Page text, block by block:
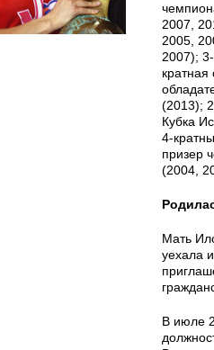
2007,
2005,
2007);
(2013);
Кубка
4-
призер
(2004,
Мать
уехала
В июле